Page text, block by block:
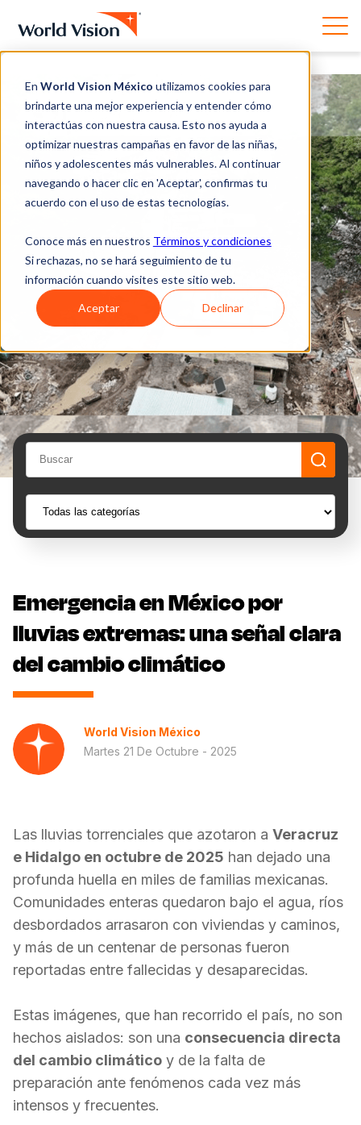
En World Vision México utilizamos cookies para
brindarte una mejor experiencia y entender cómo
interactúas con nuestra causa. Esto nos ayuda a
optimizar nuestras campañas en favor de las niñas,
niños y adolescentes más vulnerables. Al continuar
navegando o hacer clic en 'Aceptar', confirmas tu
acuerdo con el uso de estas tecnologías.
Conoce más en nuestros Términos y condiciones
Si rechazas, no se hará seguimiento de tu
información cuando visites este sitio web.
Aceptar Declinar
Emergencia en México por
lluvias extremas: una señal clara
del cambio climático
World Vision México
Martes 21 De Octubre - 2025
Las lluvias torrenciales que azotaron a Veracruz
e Hidalgo en octubre de 2025 han dejado una
profunda huella en miles de familias mexicanas.
Comunidades enteras quedaron bajo el agua, ríos
desbordados arrasaron con viviendas y caminos,
y más de un centenar de personas fueron
reportadas entre fallecidas y desaparecidas.
Estas imágenes, que han recorrido el país, no son
hechos aislados: son una consecuencia directa
del cambio climático y de la falta de
preparación ante fenómenos cada vez más
intensos y frecuentes.